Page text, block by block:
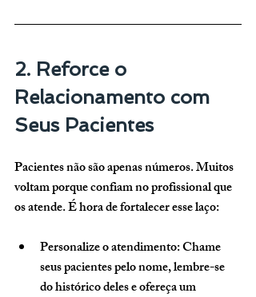
2. Reforce o
Relacionamento com
Seus Pacientes
Pacientes não são apenas números. Muitos
voltam porque confiam no profissional que
os atende. É hora de fortalecer esse laço:
Personalize o atendimento: Chame
seus pacientes pelo nome, lembre-se
do histórico deles e ofereça um